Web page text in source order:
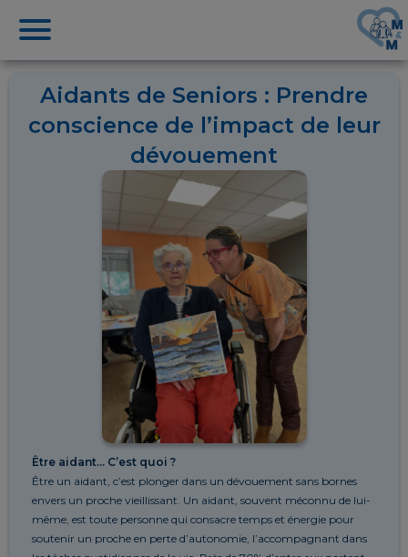
Aidants de Seniors : Prendre
conscience de l’impact de leur
dévouement
Être aidant… C’est quoi ?
Être un aidant, c’est plonger dans un dévouement sans bornes
envers un proche vieillissant. Un aidant, souvent méconnu de lui-
même, est toute personne qui consacre temps et énergie pour
soutenir un proche en perte d’autonomie, l’accompagnant dans